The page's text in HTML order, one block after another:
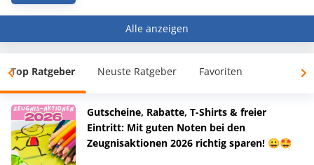
Alle anzeigen
Top Ratgeber Neuste Ratgeber Favoriten
Gutscheine, Rabatte, T-Shirts & freier
Eintritt: Mit guten Noten bei den
Zeugnisaktionen 2026 richtig sparen! 😀🤩